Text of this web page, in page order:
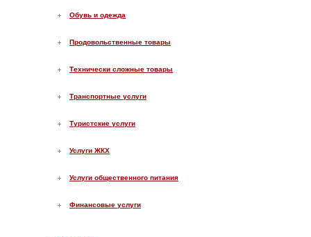
Обувь и одежда
Продовольственные товары
Технически сложные товары
Транспортные услуги
Туристские услуги
Услуги ЖКХ
Услуги общественного питания
Финансовые услуги